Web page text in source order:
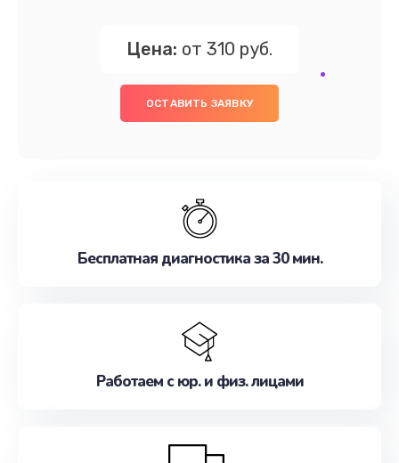
Цена: от 310 руб.
ОСТАВИТЬ ЗАЯВКУ
Бесплатная диагностика за 30 мин.
Работаем с юр. и физ. лицами